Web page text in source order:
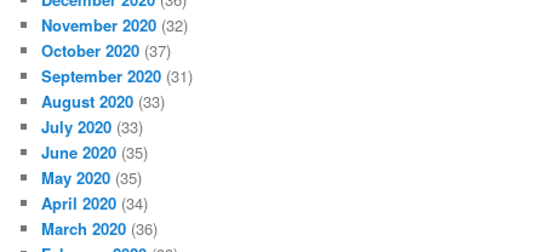
November 2020 (32)
October 2020 (37)
September 2020 (31)
August 2020 (33)
July 2020 (33)
June 2020 (35)
May 2020 (35)
April 2020 (34)
March 2020 (36)